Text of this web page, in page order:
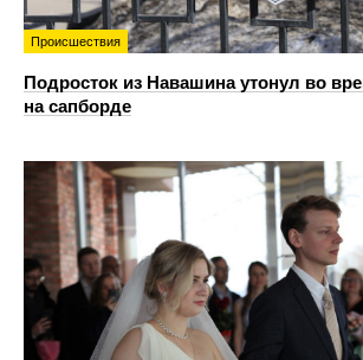
Происшествия
Подросток из Навашина утонул во
на сапборде